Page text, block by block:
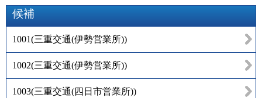
候補
1001(三重交通(伊勢営業所))
1002(三重交通(伊勢営業所))
1003(三重交通(四日市営業所))